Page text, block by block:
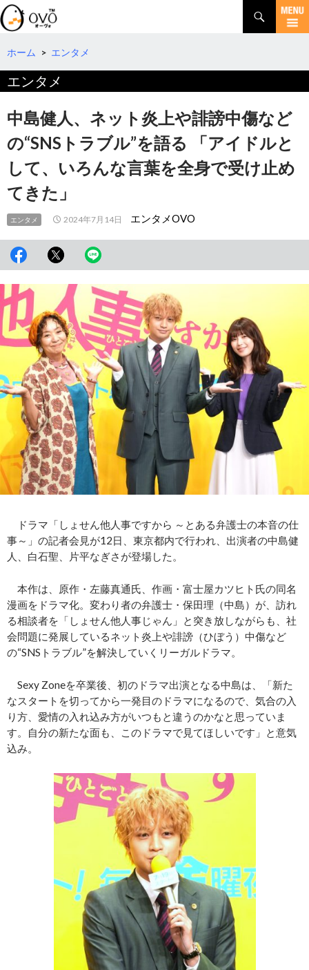
検
索
コ
テ
へ
動
ホーム > エンタメ
エンタメ
中島健人、ネット炎上や誹謗中傷など
の“SNSトラブル”を語る 「アイドルと
して、いろんな言葉を全身で受け止め
てきた」
エンタメ 2024年7月14日 エンタメOVO
ドラマ「しょせん他人事ですから ～とある弁護士の本音の仕
事～」の記者会見が12日、東京都内で行われ、出演者の中島健
人、白石聖、片平なぎさが登場した。
本作は、原作・左藤真通氏、作画・富士屋カツヒト氏の同名
漫画をドラマ化。変わり者の弁護士・保田理（中島）が、訪れ
る相談者を「しょせん他人事じゃん」と突き放しながらも、社
会問題に発展しているネット炎上や誹謗（ひぼう）中傷など
の“SNSトラブル”を解決していくリーガルドラマ。
Sexy Zoneを卒業後、初のドラマ出演となる中島は、「新た
なスタートを切ってから一発目のドラマになるので、気合の入
り方、愛情の入れ込み方がいつもと違うのかなと思っていま
す。自分の新たな面も、このドラマで見てほしいです」と意気
込み。